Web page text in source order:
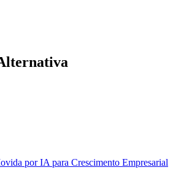
por IA para Crescimento Empresarial